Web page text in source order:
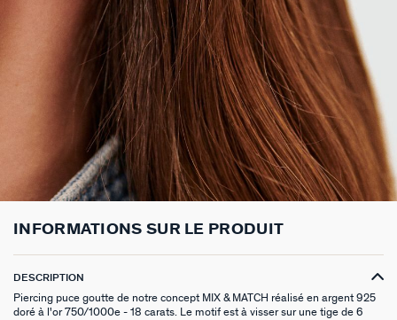
BOUCLES D'OREILLES PUCES
BOUCLES D'OREILLES À L'UNITÉ
BOUCLES D'OREILLES CLIPS
BOUCLES D'OREILLES ARGENTÉES
BOUCLES D'OREILLES DORÉES
CRÉOLES À COMPOSER
COLLIERS DORÉS
COLLIERS ARGENTÉS
COLLIERS À COMPOSER
BRACELETS SOUPLES
BRACELETS À COMPOSER
CHAÎNES DE CHEVILLE
BRACELETS DORÉS
BAGUES DORÉES
BAGUES ARGENTÉES
PIERRES NATURELLES
PAMPILLES CRÉOLES
BOUCLES D'OREILLES COMPATIBLES
BRACELETS COMPATIBLES
COLLIERS COMPATIBLES
PIERCINGS EAR CUFF
PIERCING HÉLIX & TRAGUS
PIERCINGS ARGENTÉS
NOS LOOKS
CADEAUX À MOINS DE 30€
CADEAUX À MOINS DE 50€
CADEAUX À MOINS DE 100€
BIJOUX À COMPOSER
BRELOQUES ZODIAQUES
CADEAUX EN ARGENT VÉRITABLE
CADEAUX PLAQUÉS À L'OR
ARGENT SIGNATURE
SACRE COEUR
ODÉON
VESTIAIRES
NOTRE GUIDE PERÇAGE
NOUS CONTACTER
INFORMATIONS SUR LE PRODUIT
DESCRIPTION
Piercing puce goutte de notre concept MIX & MATCH réalisé en argent 925
doré à l'or 750/1000e - 18 carats. Le motif est à visser sur une tige de 6